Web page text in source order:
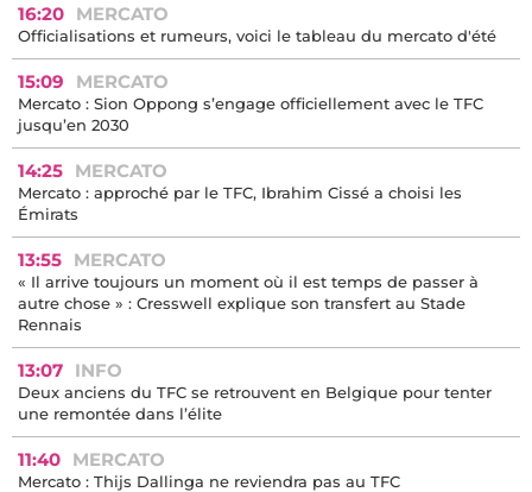
16:20 MERCATO
Officialisations et rumeurs, voici le tableau du mercato d'été
15:09 MERCATO
Mercato : Sion Oppong s’engage officiellement avec le TFC
jusqu’en 2030
14:25 MERCATO
Mercato : approché par le TFC, Ibrahim Cissé a choisi les
Émirats
13:55 MERCATO
« Il arrive toujours un moment où il est temps de passer à
autre chose » : Cresswell explique son transfert au Stade
Rennais
13:07 INFO
Deux anciens du TFC se retrouvent en Belgique pour tenter
une remontée dans l’élite
11:40 MERCATO
Mercato : Thijs Dallinga ne reviendra pas au TFC